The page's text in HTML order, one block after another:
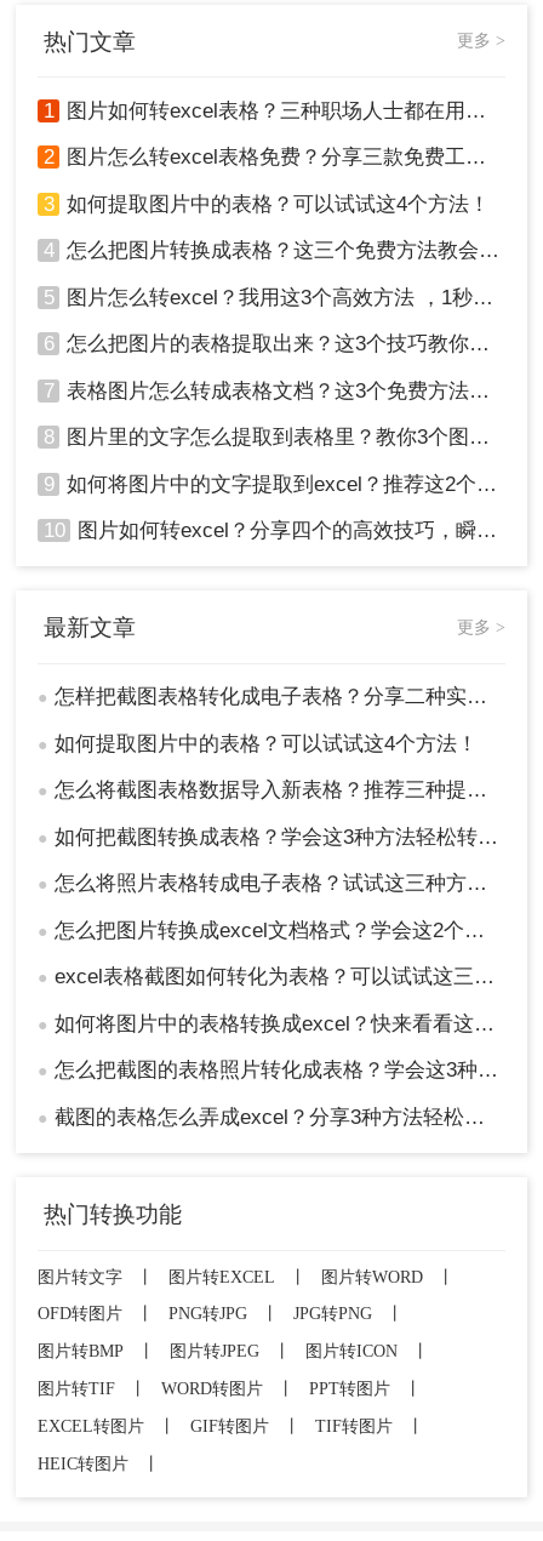
问题是，老板也喜欢这样……今天就
来给大家分享一个技巧，「图片如何
热门文章 更多 >
1 图片如何转excel表格？三种职场人士都在用的方法，一学就会！
2 图片怎么转excel表格免费？分享三款免费工具！
3 如何提取图片中的表格？可以试试这4个方法！
4 怎么把图片转换成表格？这三个免费方法教会你！
5 图片怎么转excel？我用这3个高效方法 ，1秒提取图片表格！
6 怎么把图片的表格提取出来？这3个技巧教你轻松完成提取~！
7 表格图片怎么转成表格文档？这3个免费方法赶紧收藏！
8 图片里的文字怎么提取到表格里？教你3个图片转excel方法
9 如何将图片中的文字提取到excel？推荐这2个方法，一学就会！
10 图片如何转excel？分享四个的高效技巧，瞬间提高办公效！
最新文章 更多 >
● 怎样把截图表格转化成电子表格？分享二种实用的方法！
● 如何提取图片中的表格？可以试试这4个方法！
● 怎么将截图表格数据导入新表格？推荐三种提取方法!
● 如何把截图转换成表格？学会这3种方法轻松转换！
● 怎么将照片表格转成电子表格？试试这三种方法！
● 怎么把图片转换成excel文档格式？学会这2个方法就够了！
● excel表格截图如何转化为表格？可以试试这三个方法！
● 如何将图片中的表格转换成excel？快来看看这三个方法！
● 怎么把截图的表格照片转化成表格？学会这3种方法轻松提取！
● 截图的表格怎么弄成excel？分享3种方法轻松提取！
热门转换功能
图片转文字 丨 图片转EXCEL 丨 图片转WORD
丨
OFD转图片
PNG转JPG JPG转PNG
图片转BMP
图片转JPEG 图片转ICON
图片转TIF
WORD转图片 PPT转图片
EXCEL转图片
GIF转图片 TIF转图片
HEIC转图片